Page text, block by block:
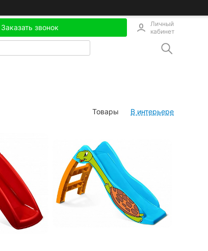
Заказать звонок
Личный
кабинет
Товары В интерьере